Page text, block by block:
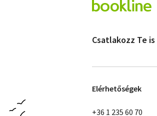
Csatlakozz Te
Elérhetőségek
+36 1 235 60 70